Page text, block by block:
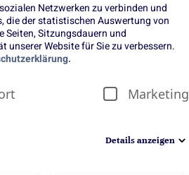
Netzwerken zu verbinden und
die der statistischen Auswertung von
Seiten, Sitzungsdauern und
Website für Sie zu verbessern.
Marketing
Details anzeigen
süß: